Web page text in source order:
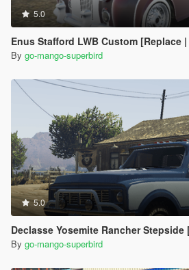
5.0
Enus Stafford LWB Custom [Replace |
By go-mango-superbird
5.0
Declasse Yosemite Rancher Stepside [Add-on |
By go-mango-superbird